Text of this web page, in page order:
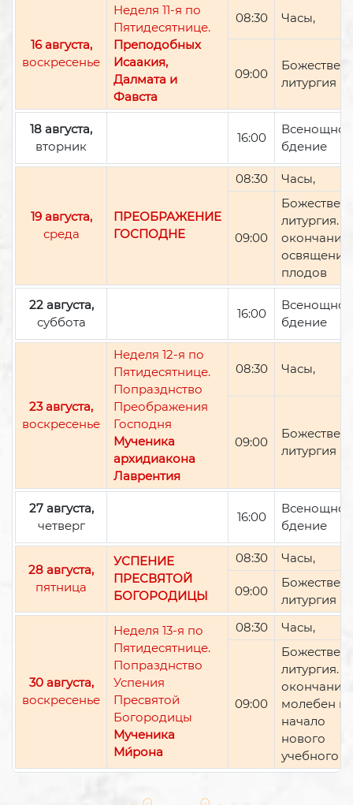
16 августа,
воскресенье
Неделя 11-я по
Пятидесятнице.
Преподобных
Исаакия,
Далмата и
Фавста
08:30 Часы,
09:00
литургия
18 августа,
вторник
16:00
Всенощное
бдение
19 августа,
среда
ПРЕОБРАЖЕНИЕ
ГОСПОДНЕ
08:30 Часы,
09:00
литургия.
окончании
освящение
плодов
22 августа,
суббота
16:00
Всенощное
бдение
23 августа,
воскресенье
Неделя 12-я по
Пятидесятнице.
Попразднство
Преображения
Господня
Мученика
архидиакона
Лаврентия
08:30 Часы,
09:00
литургия
27 августа,
четверг
16:00
Всенощное
бдение
28 августа,
пятница
УСПЕНИЕ
ПРЕСВЯТОЙ
БОГОРОДИЦЫ
08:30 Часы,
09:00
литургия
30 августа,
воскресенье
Неделя 13-я по
Пятидесятнице.
Попразднство
Успения
Пресвятой
Богородицы
Мученика
Ми́рона
08:30 Часы,
09:00
литургия.
окончании
молебен
начало
нового
учебного